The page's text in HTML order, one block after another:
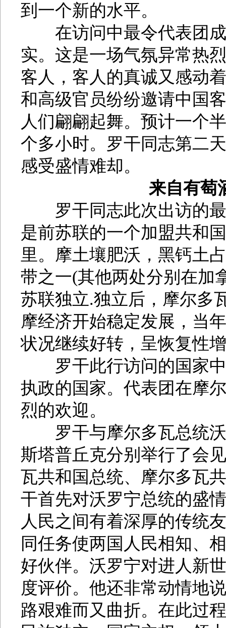
到一个新的水平。
在访问中最令代表团成
实。这是一场气氛异常热
客人，客人的真诚又感动
和高级官员纷纷邀请中国
人们翩翩起舞。预计一个
个多小时。罗干同志第二
感受盛情难却。
来自有萄
罗干同志此次出访的最
是前苏联的一个加盟共和
里。摩土壤肥沃，黑钙土
带之一(其他两处分别在加
苏联独立.独立后，摩尔多
摩经济开始稳定发展，当
状况继续好转，呈恢复性
罗干此行访问的国家中
执政的国家。代表团在摩
烈的欢迎。
罗干与摩尔多瓦总统沃
斯塔普丘克分别举行了会
瓦共和国总统、摩尔多瓦
干首先对沃罗宁总统的盛
人民之间有着深厚的传统
同任务使两国人民相知、
好伙伴。沃罗宁对进人新
度评价。他还非常动情地
路艰难而又曲折。在此过